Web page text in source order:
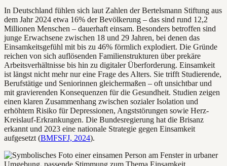
In Deutschland fühlen sich laut Zahlen der Bertelsmann Stiftung aus
dem Jahr 2024 etwa 16% der Bevölkerung – das sind rund 12,2
Millionen Menschen – dauerhaft einsam. Besonders betroffen sind
junge Erwachsene zwischen 18 und 29 Jahren, bei denen das
Einsamkeitsgefühl mit bis zu 46% förmlich explodiert. Die Gründe
reichen von sich auflösenden Familienstrukturen über prekäre
Arbeitsverhältnisse bis hin zu digitaler Überforderung. Einsamkeit
ist längst nicht mehr nur eine Frage des Alters. Sie trifft Studierende,
Berufstätige und Seniorinnen gleichermaßen – oft unsichtbar und
mit gravierenden Konsequenzen für die Gesundheit. Studien zeigen
einen klaren Zusammenhang zwischen sozialer Isolation und
erhöhtem Risiko für Depressionen, Angststörungen sowie Herz-
Kreislauf-Erkrankungen. Die Bundesregierung hat die Brisanz
erkannt und 2023 eine nationale Strategie gegen Einsamkeit
aufgesetzt (BMFSFJ, 2024).